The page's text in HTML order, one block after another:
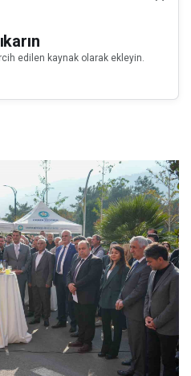
edilen kaynak olarak ekleyin.